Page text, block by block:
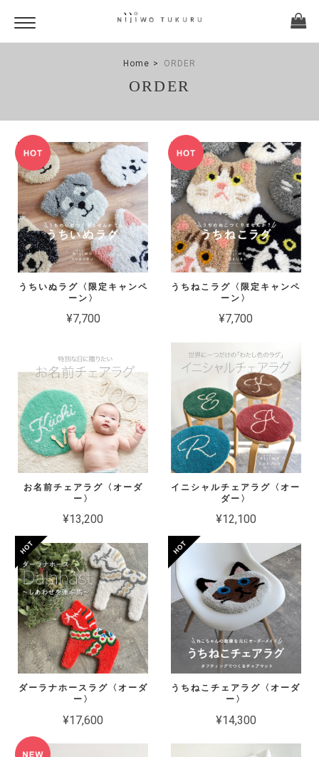
Home ORDER
ORDER
うちいぬラグ〈限定キャンペ
ーン〉
¥7,700
うちねこラグ〈限定キャンペ
ーン〉
¥7,700
お名前チェアラグ〈オーダ
ー〉
¥13,200
イニシャルチェアラグ〈オー
ダー〉
¥12,100
ダーラナホースラグ〈オーダ
ー〉
¥17,600
うちねこチェアラグ〈オーダ
ー〉
¥14,300